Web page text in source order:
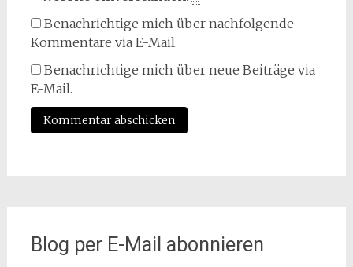
Benachrichtige mich über nachfolgende
Kommentare via E-Mail.
Benachrichtige mich über neue Beiträge via
E-Mail.
Blog per E-Mail abonnieren